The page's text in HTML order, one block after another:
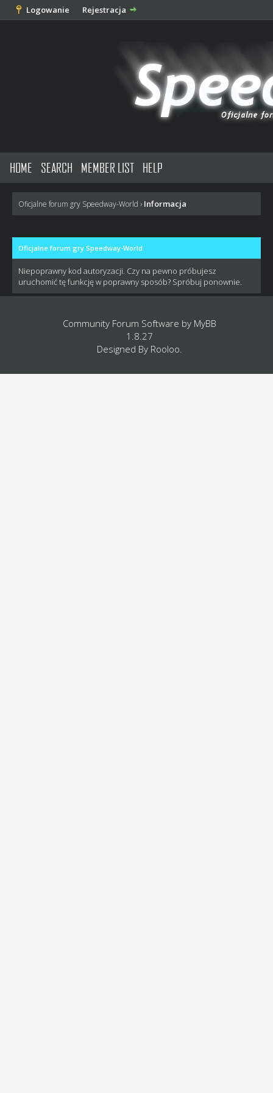
Logowanie Rejestracja
HOME SEARCH MEMBER LIST HELP
Oficjalne forum gry Speedway-World › Informacja
Oficjalne forum gry Speedway-World
Niepoprawny kod autoryzacji. Czy na pewno próbujesz
uruchomić tę funkcję w poprawny sposób? Spróbuj ponownie.
Community Forum Software by MyBB
1.8.27
Designed By Rooloo.